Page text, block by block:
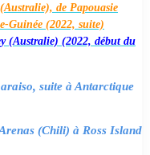
de Papouasie
Guinée (2022, suite)
(Australie) (2022, début du
suite à Antarctique
(Chili) à Ross Island